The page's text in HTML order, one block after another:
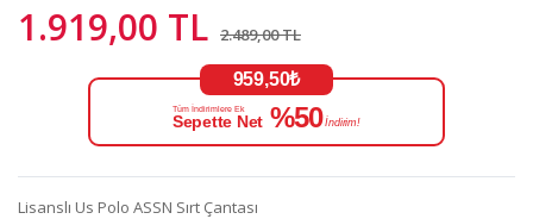
1.919,00 TL 2.489,00 TL
959,50₺
Tüm İndirimlere Ek
Sepette Net %50 İndirim!
Lisanslı Us Polo ASSN Sırt Çantası